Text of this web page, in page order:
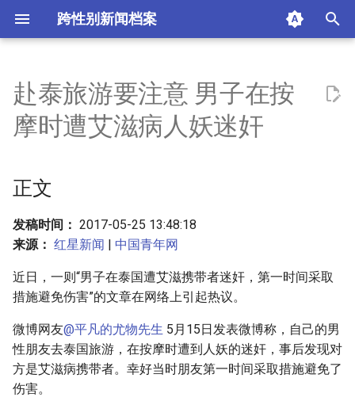
跨性别新闻档案
i
t
a
l
i
z
n
g
s
正文
附加信息 [Processed Page
赴泰旅游要注意 男子在按
摩时遭艾滋病人妖迷奸
正文
发稿时间： 2017-05-25 13:48:18
来源： 红星新闻 | 中国青年网
近日，一则“男子在泰国遭艾滋携带者迷奸，第一时间采取
措施避免伤害”的文章在网络上引起热议。
微博网友@平凡的尤物先生 5月15日发表微博称，自己的男
性朋友去泰国旅游，在按摩时遭到人妖的迷奸，事后发现对
方是艾滋病携带者。幸好当时朋友第一时间采取措施避免了
伤害。